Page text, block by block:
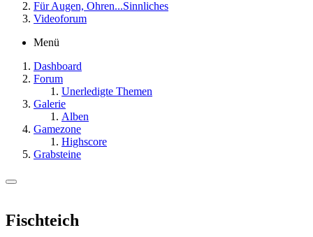
Für Augen, Ohren...Sinnliches
Videoforum
Menü
Dashboard
Forum
Unerledigte Themen
Galerie
Alben
Gamezone
Highscore
Grabsteine
Fischteich